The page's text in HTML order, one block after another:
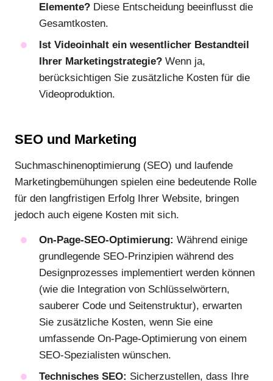
Elemente? Diese Entscheidung beeinflusst die
Gesamtkosten.
Ist Videoinhalt ein wesentlicher Bestandteil
Ihrer Marketingstrategie? Wenn ja,
berücksichtigen Sie zusätzliche Kosten für die
Videoproduktion.
SEO und Marketing
Suchmaschinenoptimierung (SEO) und laufende
Marketingbemühungen spielen eine bedeutende Rolle
für den langfristigen Erfolg Ihrer Website, bringen
jedoch auch eigene Kosten mit sich.
On-Page-SEO-Optimierung: Während einige
grundlegende SEO-Prinzipien während des
Designprozesses implementiert werden können
(wie die Integration von Schlüsselwörtern,
sauberer Code und Seitenstruktur), erwarten
Sie zusätzliche Kosten, wenn Sie eine
umfassende On-Page-Optimierung von einem
SEO-Spezialisten wünschen.
Technisches SEO: Sicherzustellen, dass Ihre